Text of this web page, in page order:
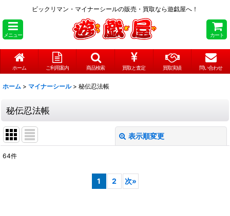
ビックリマン・マイナーシールの販売・買取なら遊戯屋へ！
メニュー カート
ホーム ご利用案内 商品検索 買取と査定 買取実績 問い合わせ
ホーム > マイナーシール > 秘伝忍法帳
秘伝忍法帳
表示順変更
64件
1 2 次»